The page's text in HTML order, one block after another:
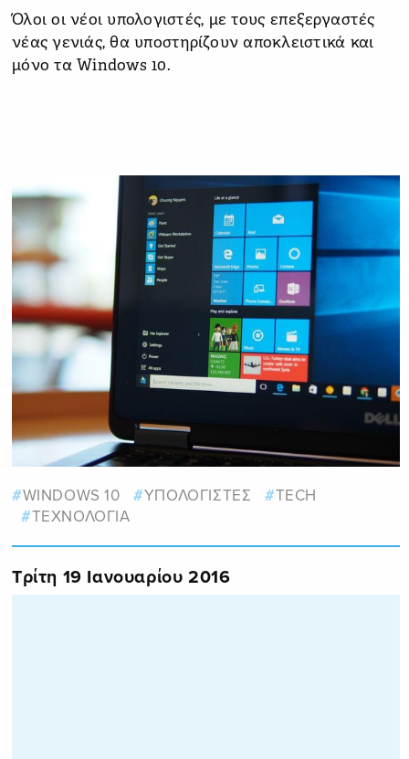
Όλοι οι νέοι υπολογιστές, με τους επεξεργαστές
νέας γενιάς, θα υποστηρίζουν αποκλειστικά και
μόνο τα Windows 10.
WINDOWS 10 ΥΠΟΛΟΓΙΣΤΕΣ
TECH
ΤΕΧΝΟΛΟΓΙΑ
Τρίτη 19 Ιανουαρίου 2016